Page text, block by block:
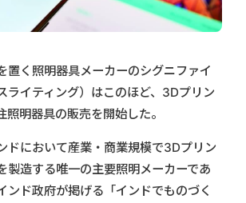
置く照明器具メーカーのシグニファイ
ライティング）はこのほど、3Dプリン
照明器具の販売を開始した。
ドにおいて産業・商業規模で3Dプリン
製造する唯一の主要照明メーカーであ
ンド政府が掲げる「インドでものづく